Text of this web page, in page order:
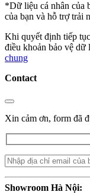
*Dữ liệu cá nhân của
của bạn và hỗ trợ trải
Khi quyết định tiếp
điều khoản bảo vệ dữ
chung
Contact
Xin cảm ơn, form đã
Showroom Hà Nội: